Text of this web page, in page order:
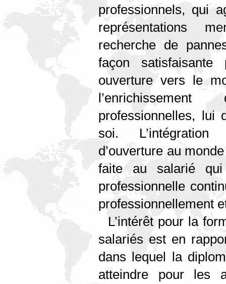
professionnels, qui
représentations
recherche de
façon
ouverture vers le
professionnelles, lui
soi. L’intégration
d’ouverture au
faite au salarié
professionnelle
professionnellement
L’intérêt pour la
salariés est en
dans lequel la
atteindre pour les